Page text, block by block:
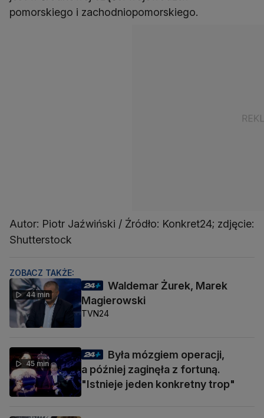
pomorskiego i zachodniopomorskiego.
Autor: Piotr Jaźwiński / Źródło: Konkret24; zdjęcie:
Shutterstock
ZOBACZ TAKŻE:
44 min
Waldemar Żurek, Marek
Magierowski
TVN24
45 min
Była mózgiem operacji,
a później zaginęła z fortuną.
"Istnieje jeden konkretny trop"